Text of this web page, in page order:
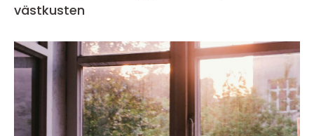
västkusten